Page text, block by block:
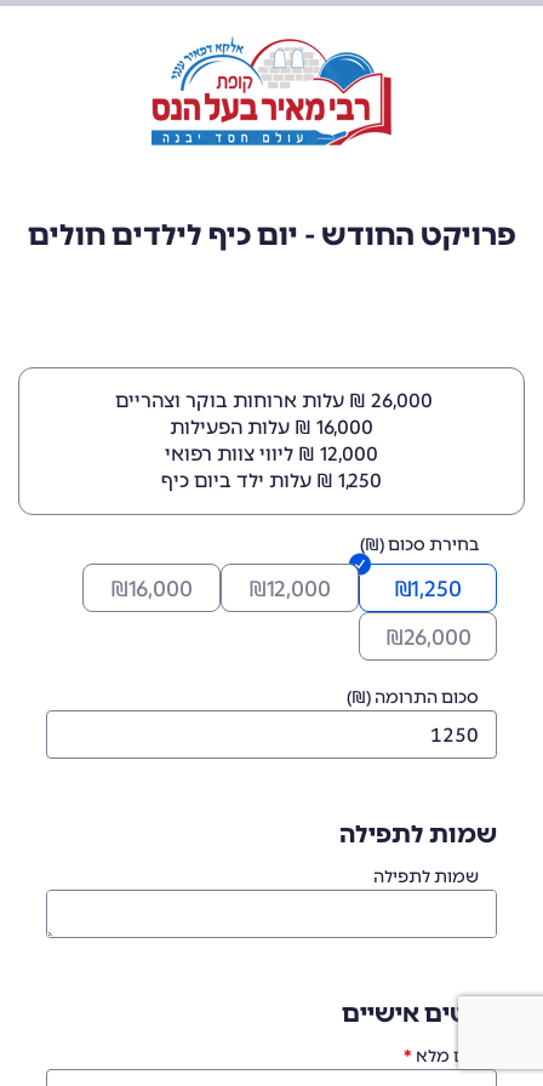
פרויקט החודש - יום כיף לילדים חולים
26,000 ₪ עלות ארוחות בוקר וצהריים
16,000 ₪ עלות הפעילות
12,000 ₪ ליווי צוות רפואי
1,250 ₪ עלות ילד ביום כיף
בחירת סכום (₪)
1,250
₪
12,000
₪
16,000
₪
26,000
₪
סכום התרומה (₪)
שמות לתפילה
שמות לתפילה
פרטים אישיים
שם מלא